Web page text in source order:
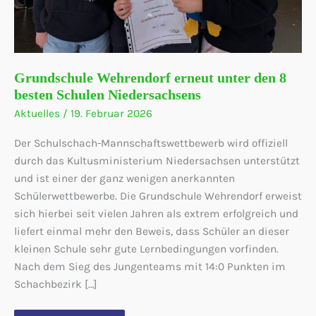
Grundschule Wehrendorf erneut unter den 8
besten Schulen Niedersachsens
Aktuelles / 19. Februar 2026
Der Schulschach-Mannschaftswettbewerb wird offiziell
durch das Kultusministerium Niedersachsen unterstützt
und ist einer der ganz wenigen anerkannten
Schülerwettbewerbe. Die Grundschule Wehrendorf erweist
sich hierbei seit vielen Jahren als extrem erfolgreich und
liefert einmal mehr den Beweis, dass Schüler an dieser
kleinen Schule sehr gute Lernbedingungen vorfinden.
Nach dem Sieg des Jungenteams mit 14:0 Punkten im
Schachbezirk […]